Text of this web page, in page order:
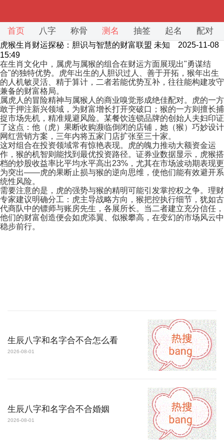
首页 八字 称骨 测名 抽签 起名 配对
虎猴生肖财运探秘：胆识与智慧的财富联盟 未知 2025-11-08
15:49
在生肖文化中，属虎与属猴的组合在财运方面展现出"勇谋结
合"的独特优势。虎年出生的人胆识过人、善于开拓，猴年出生
的人机敏灵活、精于算计，二者若能优势互补，往往能构建攻守
兼备的财富格局。
属虎人的冒险精神与属猴人的商业嗅觉形成绝佳配对。虎的一方
敢于押注新兴领域，为财富增长打开突破口；猴的一方则擅长捕
捉市场先机，精准规避风险。某餐饮连锁品牌的创始人夫妇印证
了这点：他（虎）果断收购濒临倒闭的店铺，她（猴）巧妙设计
网红营销方案，三年内将五家门店扩张至三十家。
这对组合在投资领域常有惊艳表现。虎的魄力推动大额资金运
作，猴的机智则能找到最优投资路径。证券业数据显示，虎猴搭
档的炒股收益率比平均水平高出23%，尤其在市场波动期表现更
为突出——虎的果断止损与猴的逆向思维，使他们能有效避开系
统性风险。
需要注意的是，虎的强势与猴的精明可能引发掌控权之争。理财
专家建议明确分工：虎主导战略方向，猴把控执行细节，犹如古
代商队中的镖师与账房先生，各展所长。当二者建立充分信任，
他们的财富创造便会如虎添翼、似猴攀高，在变幻的市场风云中
稳步前行。
生辰八字和名字合不合怎么看
2026-08-01
生辰八字和名字合不合婚姻
2026-08-01